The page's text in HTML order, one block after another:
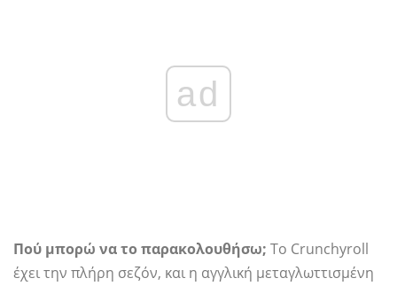
ad
Πού μπορώ να το παρακολουθήσω; Το Crunchyroll
έχει την πλήρη σεζόν, και η αγγλική μεταγλωττισμένη